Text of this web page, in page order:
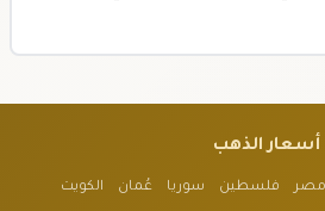
أسعار الذهب
مصر فلسطين سوريا عُمان الكويت